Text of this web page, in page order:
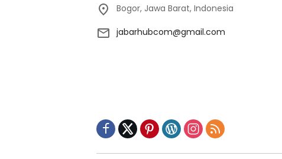
Bogor, Jawa Barat, Indonesia
jabarhubcom@gmail.com